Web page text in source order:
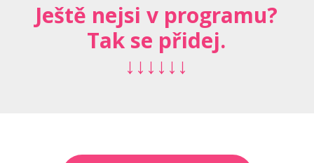
Ještě nejsi v programu?
Tak se přidej.
↓↓↓↓↓↓